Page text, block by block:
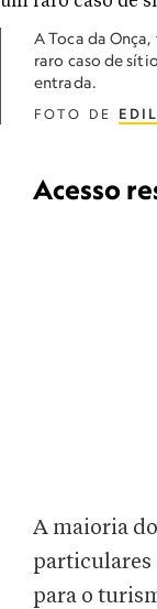
A Toca da
raro caso de
entrada.
FOTO DE
Acesso
A maioria
para o